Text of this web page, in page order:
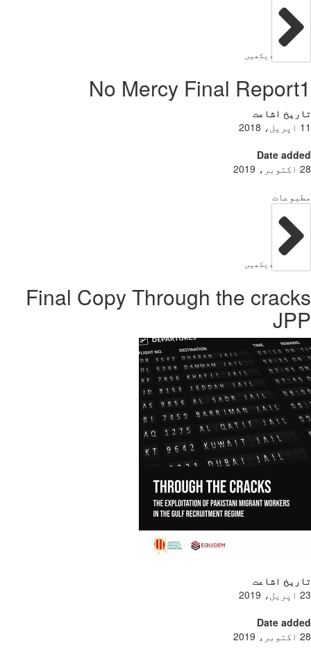
دیکھیں
No Mercy Final
اشاعت
Date
دیکھیں
Final Copy Through the
اشاعت
Date